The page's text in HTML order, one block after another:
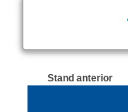
Stand anterior